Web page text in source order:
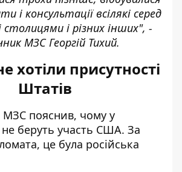
і консультації всілякі серед
столицями і різних інших", -
МЗС Георгій Тихий.
хотіли присутності
Штатів
МЗС пояснив, чому у
беруть участь США. За
це була російська